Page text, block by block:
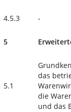
4.5.3 -
5
5.1
das
die
und das